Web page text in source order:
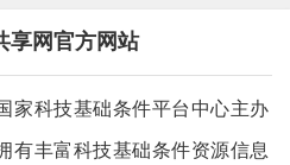
享网官方网站
家科技基础条件平台中心主办
有丰富科技基础条件资源信息